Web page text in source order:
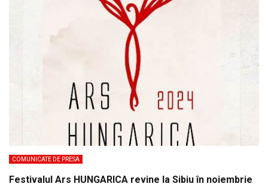
COMUNICATE DE PRESA
Festivalul Ars HUNGARICA revine la Sibiu în noiembrie